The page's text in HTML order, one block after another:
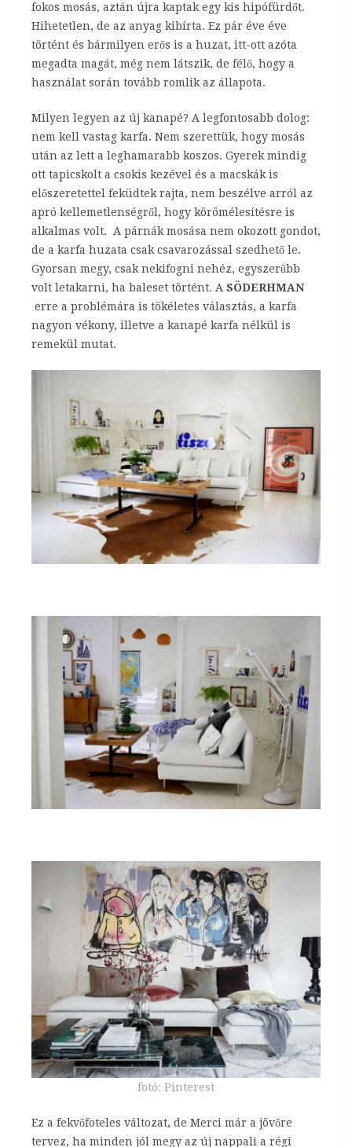
fokos mosás, aztán újra kaptak egy kis hipófürdőt.
Hihetetlen, de az anyag kibírta. Ez pár éve éve
történt és bármilyen erős is a huzat, itt-ott azóta
megadta magát, még nem látszik, de félő, hogy a
használat során tovább romlik az állapota.
Milyen legyen az új kanapé? A legfontosabb dolog:
nem kell vastag karfa. Nem szerettük, hogy mosás
után az lett a leghamarabb koszos. Gyerek mindig
ott tapicskolt a csokis kezével és a macskák is
előszeretettel feküdtek rajta, nem beszélve arról az
apró kellemetlenségről, hogy körömélesítésre is
alkalmas volt. A párnák mosása nem okozott gondot,
de a karfa huzata csak csavarozással szedhető le.
Gyorsan megy, csak nekifogni nehéz, egyszerűbb
volt letakarni, ha baleset történt. A SÖDERHMAN
erre a problémára is tökéletes választás, a karfa
nagyon vékony, illetve a kanapé karfa nélkül is
remekül mutat.
fotó: Pinterest
Ez a fekvőfoteles változat, de Merci már a jövőre
tervez, ha minden jól megy az új nappali a régi